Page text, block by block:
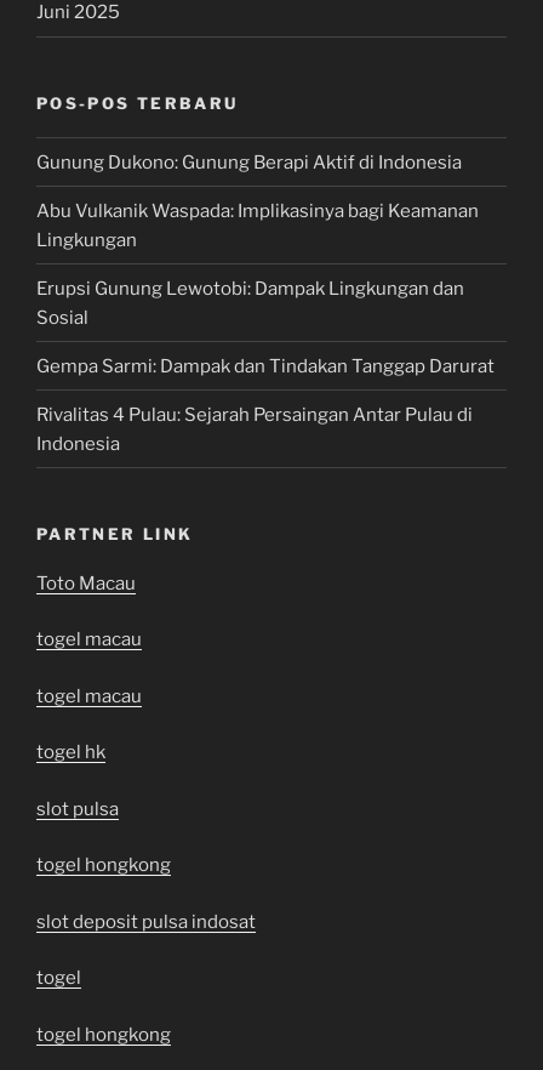
Juni 2025
POS-POS TERBARU
Gunung Dukono: Gunung Berapi Aktif di Indonesia
Abu Vulkanik Waspada: Implikasinya bagi Keamanan
Lingkungan
Erupsi Gunung Lewotobi: Dampak Lingkungan dan
Sosial
Gempa Sarmi: Dampak dan Tindakan Tanggap Darurat
Rivalitas 4 Pulau: Sejarah Persaingan Antar Pulau di
Indonesia
PARTNER LINK
Toto Macau
togel macau
togel macau
togel hk
slot pulsa
togel hongkong
slot deposit pulsa indosat
togel
togel hongkong